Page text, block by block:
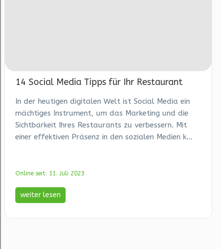
14 Social Media Tipps für Ihr Restaurant
In der heutigen digitalen Welt ist Social Media ein
mächtiges Instrument, um das Marketing und die
Sichtbarkeit Ihres Restaurants zu verbessern. Mit
einer effektiven Präsenz in den sozialen Medien k...
Online seit: 11. Juli 2023
weiter lesen